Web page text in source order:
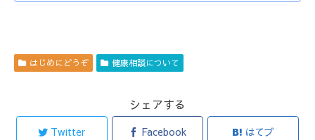
はじめにどうぞ 健康相談について
シェアする
Twitter Facebook はてブ